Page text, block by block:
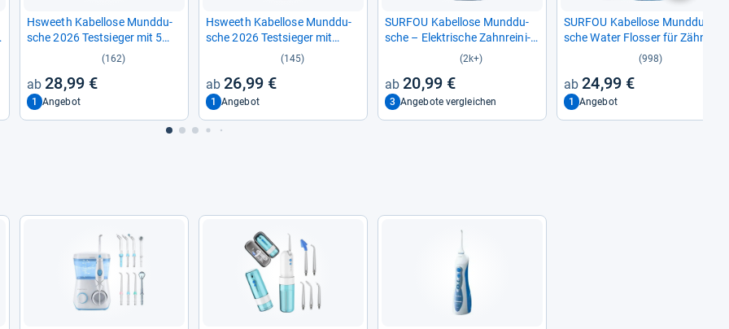
kaufen.
Hsweeth Kabel­lose Mund­du­
sche 2026 Test­sie­ger mit 5
(162)
28,99 €
1 Angebot
Hsweeth Kabel­lose Mund­du­
sche 2026 Test­sie­ger mit
(145)
26,99 €
1 Angebot
SUR­FOU Kabel­lose Mund­du­
sche – Elek­tri­sche Zahn­rei­ni­
(2k+)
20,99 €
3 Angebote vergleichen
SUR­FOU Kabel­lose Mund­du­
sche Water Flos­ser für Zähne
(998)
24,99 €
1 Angebot